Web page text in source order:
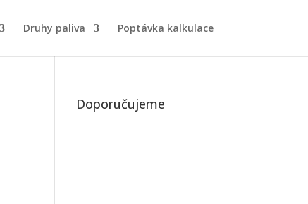
Druhy paliva Poptávka kalkulace
Doporučujeme